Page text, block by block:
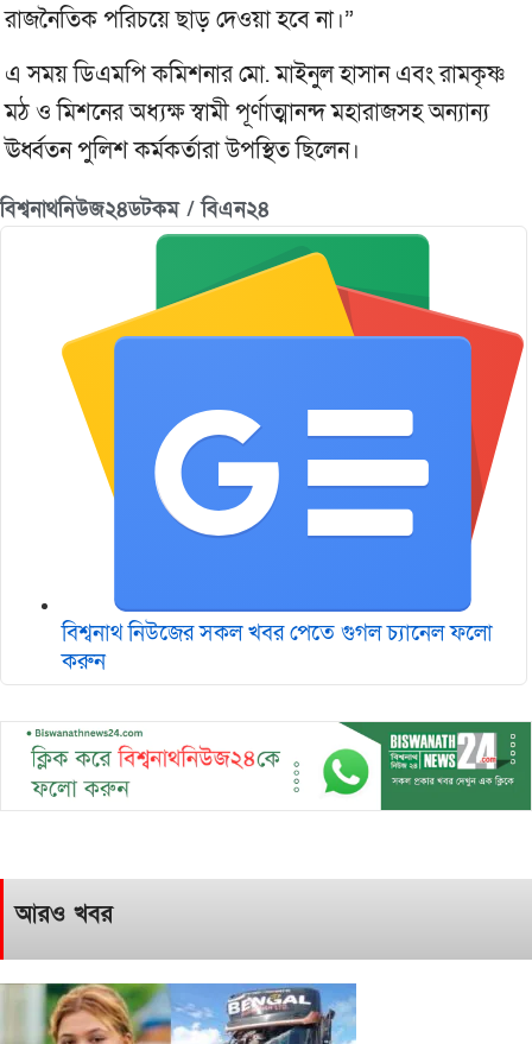
রাজনৈতিক পরিচয়ে ছাড় দেওয়া হবে না।”
এ সময় ডিএমপি কমিশনার মো. মাইনুল হাসান এবং রামকৃষ্ণ
মঠ ও মিশনের অধ্যক্ষ স্বামী পূর্ণাত্মানন্দ মহারাজসহ অন্যান্য
ঊর্ধ্বতন পুলিশ কর্মকর্তারা উপস্থিত ছিলেন।
বিশ্বনাথনিউজ২৪ডটকম / বিএন২৪
বিশ্বনাথ নিউজের সকল খবর পেতে গুগল চ‌্যানেল ফলো
করুন
আরও খবর